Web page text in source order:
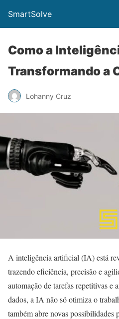
SmartSolve
Como a
Transformando a
Lohanny Cruz
A inteligência artificial (IA) está
trazendo eficiência, precisão e
automação de tarefas repetitivas e
dados, a IA não só otimiza o
também abre novas possibilidades